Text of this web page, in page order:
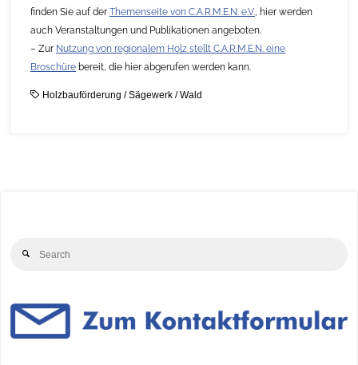
finden Sie auf derThemenseite von C.A.R.M.E.N. e.V. , hier werden
auch Veranstaltungen und Publikationen angeboten.
– Zur Nutzung von regionalem Holz stellt C.A.R.M.E.N. eine
Broschüre bereit, die hier abgerufen werden kann.
Holzbauförderung /Sägewerk/Wald
Search